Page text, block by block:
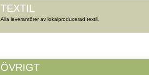
TEXTIL
Alla leverantörer av lokalproducerad textil.
ÖVRIGT